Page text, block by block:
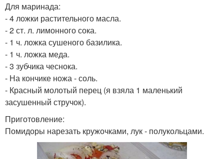
Для маринада:
- 4 ложки растительного масла.
- 2 ст. л. лимонного сока.
- 1 ч. ложка сушеного базилика.
- 1 ч. ложка меда.
- 3 зубчика чеснока.
- На кончике ножа - соль.
- Красный молотый перец (я взяла 1 маленький
засушенный стручок).
Приготовление:
Помидоры нарезать кружочками, лук - полукольцами.